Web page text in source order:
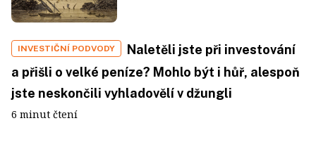
INVESTIČNÍ PODVODY
Naletěli jste při investování
a přišli o velké peníze? Mohlo být i hůř, alespoň
jste neskončili vyhladovělí v džungli
6 minut čtení